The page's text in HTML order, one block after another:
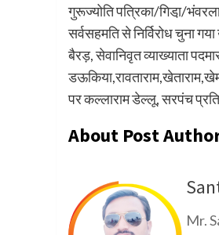
गुरूज्योति पत्रिका/गिडा़/
सर्वसहमति से निर्विरोध चुना
बैरड़, सेवानिवृत व्याख्याता
पर कल्लाराम डेल्लू, सरपंच
About Post
Mr.